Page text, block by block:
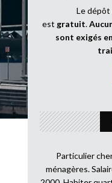
Le dépôt
est gratuit.
sont exigés
Particulier
ménagères.